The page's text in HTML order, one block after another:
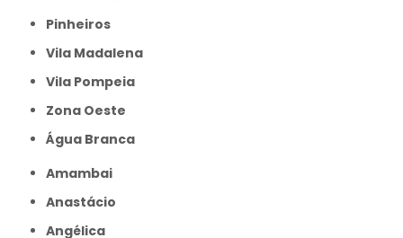
Pinheiros
Vila Madalena
Vila Pompeia
Zona Oeste
Água Branca
Amambai
Anastácio
Angélica